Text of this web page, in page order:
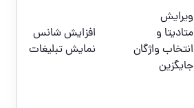
ویرایش
متادیتا و
انتخاب واژگان
جایگزین
افزایش شانس
نمایش تبلیغات